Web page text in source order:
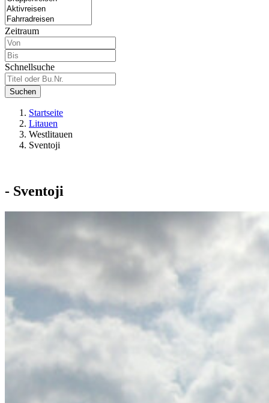
Zeitraum
Schnellsuche
Suchen
Startseite
Litauen
Westlitauen
Sventoji
- Sventoji